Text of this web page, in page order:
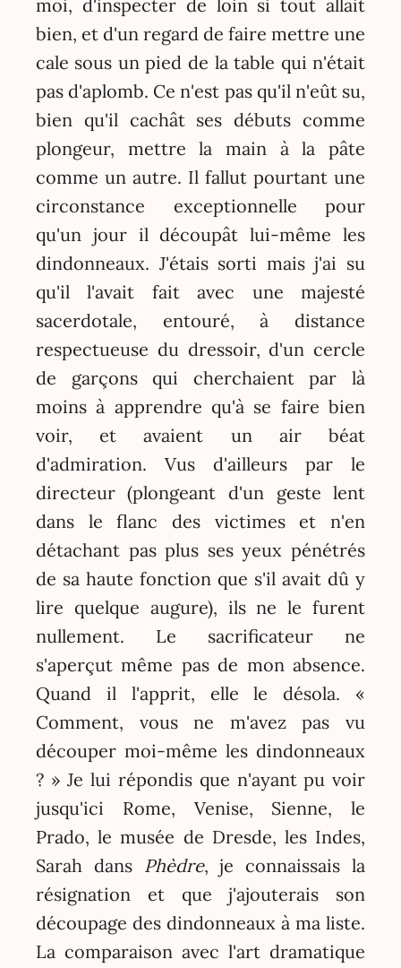
moi, d'inspecter de loin si tout allait
bien, et d'un regard de faire mettre une
cale sous un pied de la table qui n'était
pas d'aplomb. Ce n'est pas qu'il n'eût su,
bien qu'il cachât ses débuts comme
plongeur, mettre la main à la pâte
comme un autre. Il fallut pourtant une
circonstance exceptionnelle pour
qu'un jour il découpât lui-même les
dindonneaux. J'étais sorti mais j'ai su
qu'il l'avait fait avec une majesté
sacerdotale, entouré, à distance
respectueuse du dressoir, d'un cercle
de garçons qui cherchaient par là
moins à apprendre qu'à se faire bien
voir, et avaient un air béat
d'admiration. Vus d'ailleurs par le
directeur (plongeant d'un geste lent
dans le flanc des victimes et n'en
détachant pas plus ses yeux pénétrés
de sa haute fonction que s'il avait dû y
lire quelque augure), ils ne le furent
nullement. Le sacrificateur ne
s'aperçut même pas de mon absence.
Quand il l'apprit, elle le désola. «
Comment, vous ne m'avez pas vu
découper moi-même les dindonneaux
? » Je lui répondis que n'ayant pu voir
jusqu'ici Rome, Venise, Sienne, le
Prado, le musée de Dresde, les Indes,
Sarah dans Phèdre, je connaissais la
résignation et que j'ajouterais son
découpage des dindonneaux à ma liste.
La comparaison avec l'art dramatique